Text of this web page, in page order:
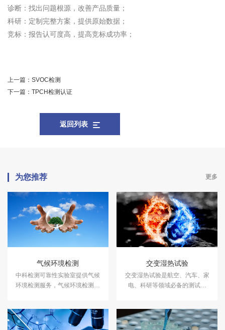
诊断：找出问题根源，改善产品质量；
科研：定制完整方案，提供原始数据；
竞标：报告认可度高，提高竞标成功率；
上一篇： SVOC检测
下一篇： TPCH检测认证
返回列表
为您推荐 更多
气候环境检测
中科检测可靠性实验室提供气候
环境检测服务，气候环境检测设
箱，温度冲击试验箱等，能满足
各种产品的气候环境检测需求。
交变湿热试验
交变湿热试验是航空、汽车、家
电、科研等领域必备的测试项
温、交变湿热度或恒定试验的温
度环境变化后的参数及性能。